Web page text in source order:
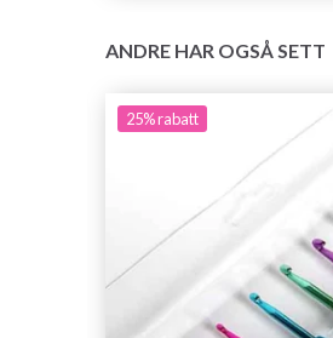
ANDRE HAR OGSÅ SETT
25%rabatt